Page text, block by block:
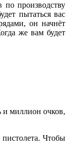
производству
пытаться вас
он начнёт
же вам будет
и миллион очков,
Чтобы